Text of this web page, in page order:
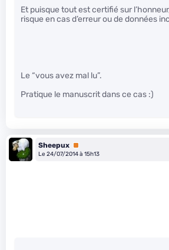
Et puisque tout est certifié sur
risque en cas d’erreur ou de données
Le “vous avez mal lu”.
Pratique le manuscrit dans ce cas :)
Sheepux Premium
Le 24/07/2014 à 15h13